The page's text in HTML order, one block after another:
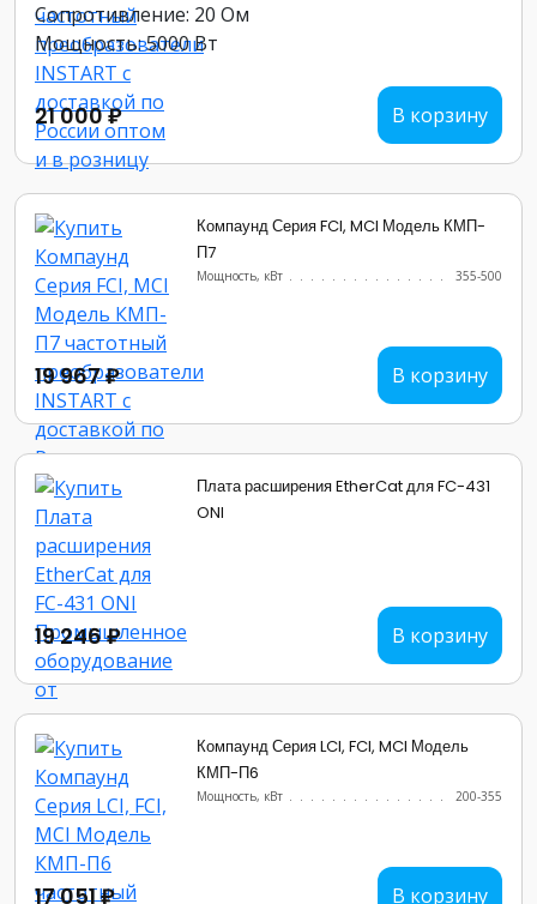
Сопротивление: 20 Ом
Мощность: 5000 Вт
21 000 ₽ В корзину
Компаунд Серия FCI, MCI Модель КМП-
П7
Мощность, кВт 355-500
19 967 ₽ В корзину
Плата расширения EtherCat для FC-431
ONI
19 246 ₽ В корзину
Компаунд Серия LCI, FCI, MCI Модель
КМП-П6
Мощность, кВт 200-355
17 051 ₽ В корзину